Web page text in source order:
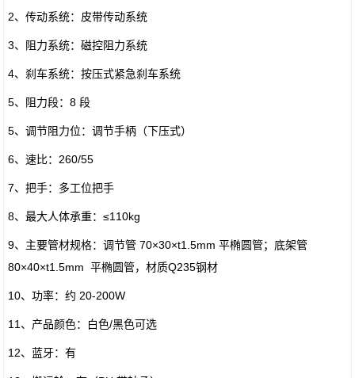
2、传动系统：皮带传动系统
3、阻力系统：磁控阻力系统
4、刹车系统：按压式紧急刹车系统
5、阻力段：8 段
5、调节阻力位：调节手柄（下压式）
6、速比：260/55
7、把手：多工位把手
8、最大人体承重：≤110kg
9、主要管材规格：调节管 70×30×t1.5mm 平椭圆管；底架管
80×40×t1.5mm 平椭圆管，材质Q235钢材
10、功率：约 20-200W
11、产品颜色：白色/黑色可选
12、蓝牙：有